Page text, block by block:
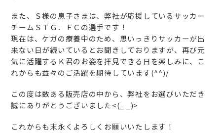
また、Ｓ様の息子さまは、弊社が応援しているサッカー
チームＳＴＧ．ＦＣの選手です！
現在は、ケガの療養中のため、思いっきりサッカーが出
来ない日が続いているとお聞きしておりますが、再び元
気に活躍するＫ君のお姿を拝見できる日を楽しみに、こ
れからも益々のご活躍を期待しています(^^)/
この度は数ある販売店の中から、弊社をお選びいただき
誠にありがとうございました<(_ _)>
これからも末永くよろしくお願いいたします！